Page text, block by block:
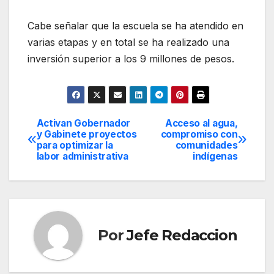
Cabe señalar que la escuela se ha atendido en
varias etapas y en total se ha realizado una
inversión superior a los 9 millones de pesos.
Navegación
de
entradas
Acceso al agua,
compromiso con
comunidades
indígenas
Activan Gobernador
y Gabinete proyectos
para optimizar la
labor administrativa
PorJefe Redaccion